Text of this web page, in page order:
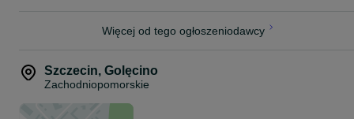
-Tapicerka
-Pokład słoneczny
-Uchwyty na napoje
Więcej od tego ogłoszeniodawcy
Szczecin, Golęcino
Zachodniopomorskie